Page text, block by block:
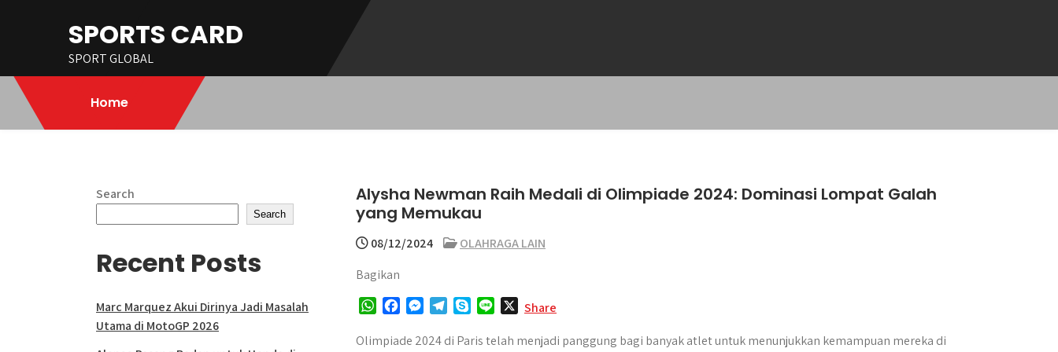
SPORTS CARD
SPORT GLOBAL
Home
Alysha Newman Raih Medali di Olimpiade 2024: Dominasi Lompat Galah
yang Memukau
08/12/2024
OLAHRAGA LAIN
Bagikan
W
a
c
s
l
y
n
Share
Olimpiade 2024 di Paris telah menjadi panggung bagi banyak atlet untuk menunjukkan kemampuan mereka di
Search
Search
Recent Posts
Marc Marquez Akui Dirinya Jadi Masalah
Utama di MotoGP 2026